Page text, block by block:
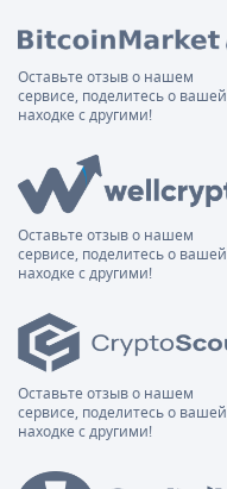
Оставьте отзыв о нашем
сервисе, поделитесь о вашей
находке с другими!
Оставьте отзыв о нашем
сервисе, поделитесь о вашей
находке с другими!
Оставьте отзыв о нашем
сервисе, поделитесь о вашей
находке с другими!